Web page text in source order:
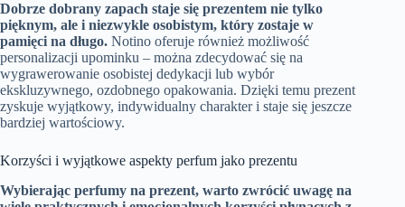
Dobrze dobrany zapach staje się prezentem nie tylko
pięknym, ale i niezwykle osobistym, który zostaje w
pamięci na długo. Notino oferuje również możliwość
personalizacji upominku – można zdecydować się na
wygrawerowanie osobistej dedykacji lub wybór
ekskluzywnego, ozdobnego opakowania. Dzięki temu prezent
zyskuje wyjątkowy, indywidualny charakter i staje się jeszcze
bardziej wartościowy.
Korzyści i wyjątkowe aspekty perfum jako prezentu
Wybierając perfumy na prezent, warto zwrócić uwagę na